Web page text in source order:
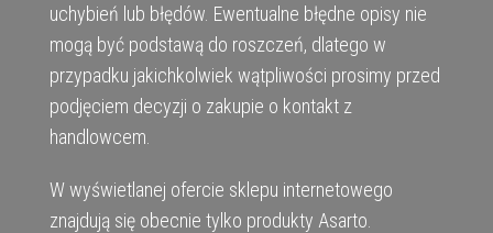
uchybień lub błędów. Ewentualne błędne opisy nie
mogą być podstawą do roszczeń, dlatego w
przypadku jakichkolwiek wątpliwości prosimy przed
podjęciem decyzji o zakupie o kontakt z
handlowcem.
W wyświetlanej ofercie sklepu internetowego
znajdują się obecnie tylko produkty Asarto.